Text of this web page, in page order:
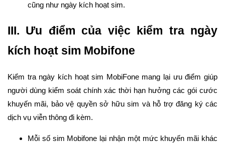
cũng như ngày kích hoạt sim.
III. Ưu điểm của việc kiểm tra ngày
kích hoạt sim Mobifone
Kiểm tra ngày kích hoạt sim MobiFone mang lại ưu điểm giúp
người dùng kiểm soát chính xác thời hạn hưởng các gói cước
khuyến mãi, bảo vệ quyền sở hữu sim và hỗ trợ đăng ký các
dịch vụ viễn thông đi kèm.
Mỗi số sim Mobifone lại nhận một mức khuyến mãi khác